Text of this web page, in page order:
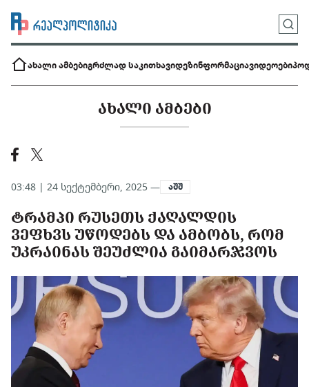
ახალი ამბებიგრძლად საკითხავიდეზინფორმაციავიდეოები
ᲐᲮᲐᲚᲘ ᲐᲛᲑᲔᲑᲘ
03:48 | 24 სექტემბერი, 2025 — აშშ
ᲢᲠᲐᲛᲞᲘ ᲠᲣᲡᲔᲗᲡ ᲥᲐᲦᲐᲚᲓᲘᲡ
ᲕᲔᲤᲮᲕᲡ ᲣᲬᲝᲓᲔᲑᲡ ᲓᲐ ᲐᲛᲑᲝᲑᲡ, ᲠᲝᲛ
ᲣᲙᲠᲐᲘᲜᲐᲡ ᲨᲔᲣᲫᲚᲘᲐ ᲒᲐᲘᲛᲐᲠᲯᲕᲝᲡ